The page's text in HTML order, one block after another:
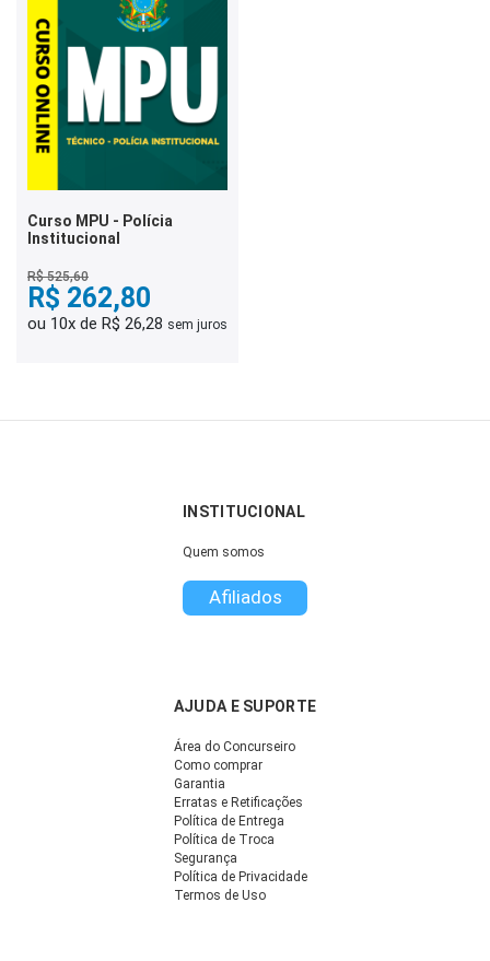
Curso MPU - Polícia
Institucional
R$ 525,60
R$ 262,80
ou 10x de R$ 26,28 sem juros
INSTITUCIONAL
Quem somos
Afiliados
AJUDA E SUPORTE
Área do Concurseiro
Como comprar
Garantia
Erratas e Retificações
Política de Entrega
Política de Troca
Segurança
Política de Privacidade
Termos de Uso